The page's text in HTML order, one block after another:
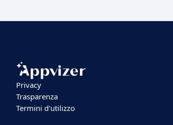
Privacy
Trasparenza
Termini d'utilizzo